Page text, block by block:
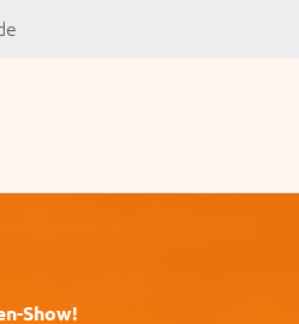
Show!